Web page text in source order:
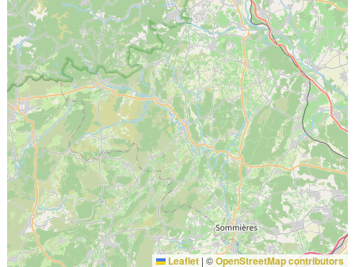
Leaflet | ©OpenStreetMap contributors